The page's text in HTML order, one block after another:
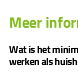
Meer
Wat is het
werken als